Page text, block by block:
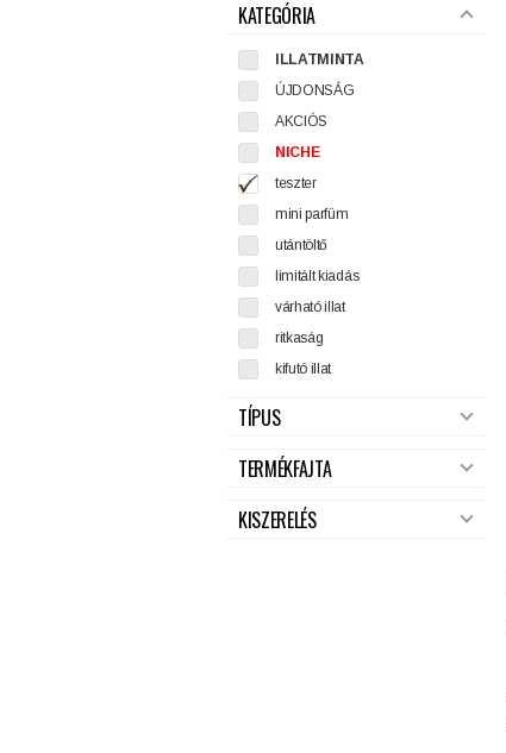
KATEGÓRIA
ILLATMINTA
ÚJDONSÁG
AKCIÓS
NICHE
teszter
mini parfüm
utántöltő
limitált kiadás
várható illat
ritkaság
kifutó illat
TÍPUS
TERMÉKFAJTA
KISZERELÉS